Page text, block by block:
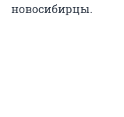
новосибирцы.